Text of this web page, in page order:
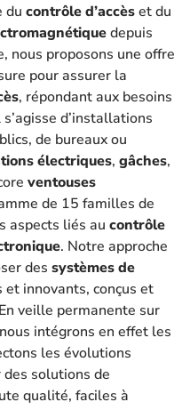
du contrôle d’accèset du
depuis
nous proposons une offre
pour assurer la
, répondant aux besoins
d’installations
de bureaux ou
électriques, gâches,
ventouses
de 15 familles de
aspects liés au contrôle
. Notre approche
des systèmes de
et innovants, conçus et
veille permanente sur
intégrons en effet les
les évolutions
solutions de
qualité, faciles à